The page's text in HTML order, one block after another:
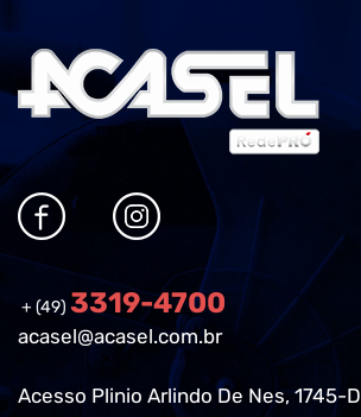
+ (49) 3319-4700
acasel@acasel.com.br
Acesso Plinio Arlindo De Nes, 1745-D